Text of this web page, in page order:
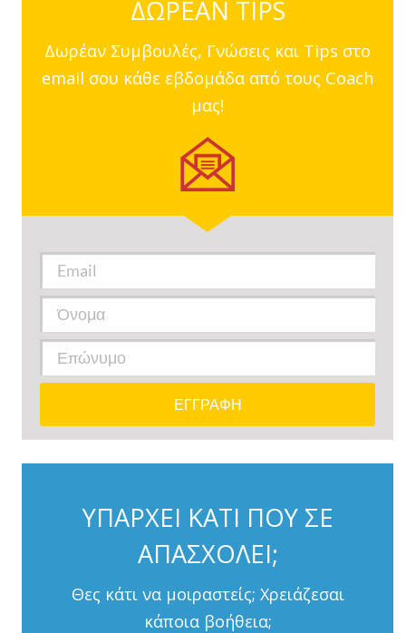
ΔΩΡΕΑΝ TIPS
Δωρέαν Συμβουλές, Γνώσεις και Tips στο
email σου κάθε εβδομάδα από τους Coach
μας!
ΥΠΑΡΧΕΙ ΚΑΤΙ ΠΟΥ ΣΕ
ΑΠΑΣΧΟΛΕΙ;
Θες κάτι να μοιραστείς; Χρειάζεσαι
κάποια βοήθεια;